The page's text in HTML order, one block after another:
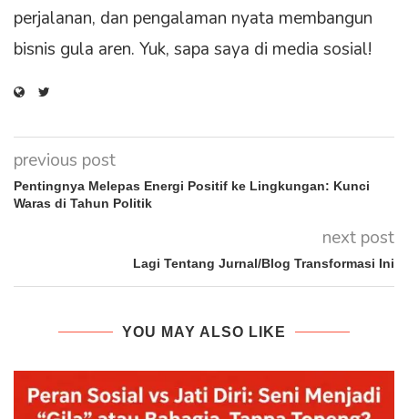
perjalanan, dan pengalaman nyata membangun
bisnis gula aren. Yuk, sapa saya di media sosial!
previous post
Pentingnya Melepas Energi Positif ke Lingkungan: Kunci
Waras di Tahun Politik
next post
Lagi Tentang Jurnal/Blog Transformasi Ini
YOU MAY ALSO LIKE